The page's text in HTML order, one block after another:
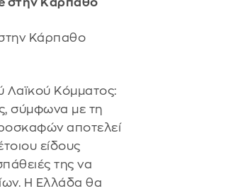
στην Κάρπαθο
Κάρπαθο
Λαϊκού Κόμματος:
σύμφωνα με τη
αποτελεί
είδους
της να
Η Ελλάδα θα